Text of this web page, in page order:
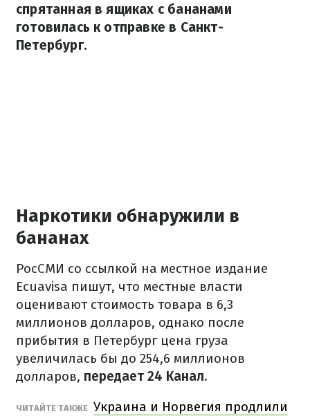
спрятанная в ящиках с бананами
готовилась к отправке в Санкт-
Петербург.
Наркотики обнаружили в
бананах
РосСМИ со ссылкой на местное издание
Ecuavisa пишут, что местные власти
оценивают стоимость товара в 6,3
миллионов долларов, однако после
прибытия в Петербург цена груза
увеличилась бы до 254,6 миллионов
долларов, передает 24 Канал.
ЧИТАЙТЕ ТАКЖЕ Украина и Норвегия продлили